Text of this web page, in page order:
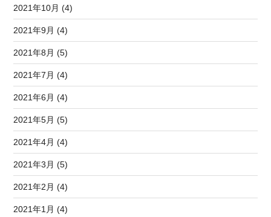
2021年10月 (4)
2021年9月 (4)
2021年8月 (5)
2021年7月 (4)
2021年6月 (4)
2021年5月 (5)
2021年4月 (4)
2021年3月 (5)
2021年2月 (4)
2021年1月 (4)